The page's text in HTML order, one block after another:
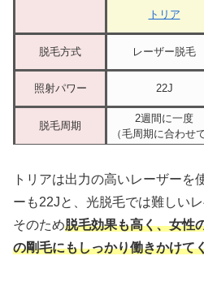
トリア
脱毛方式 レーザー脱毛
照射パワー 22J
脱毛周期
2週間に一度
（毛周期に合わせて
トリアは出力の高いレーザーを
ーも22Jと、光脱毛では難しい
そのため脱毛効果も高く、女性
の剛毛にもしっかり働きかけて